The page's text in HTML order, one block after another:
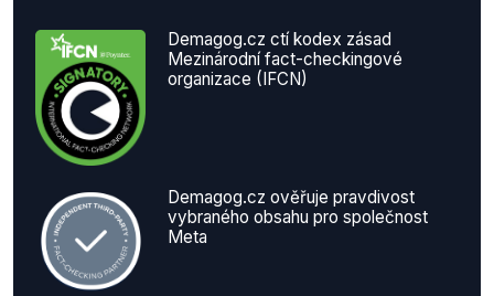
Demagog.cz ctí kodex zásad
Mezinárodní fact-checkingové
organizace (IFCN)
Demagog.cz ověřuje pravdivost
vybraného obsahu pro společnost
Meta